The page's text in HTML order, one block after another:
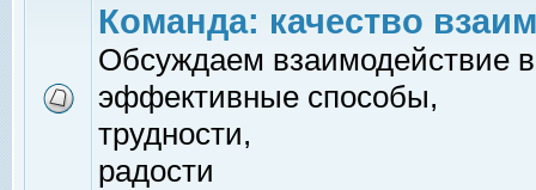
Команда: качество
Обсуждаем взаимодействие
эффективные способы,
трудности,
радости